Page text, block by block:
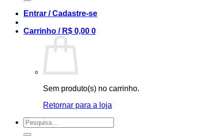
Entrar / Cadastre-se
Carrinho / R$ 0,00 0
Sem produto(s) no carrinho.
Retornar para a loja
Pesquisar
por: